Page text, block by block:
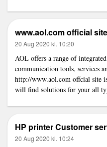
www.aol.com official site
20 Aug 2020 kl. 10:20
AOL offers a range of
communication tools, services
http://www.aol.com offcial site
will find solutions for your all
HP printer Customer
20 Aug 2020 kl. 10:24